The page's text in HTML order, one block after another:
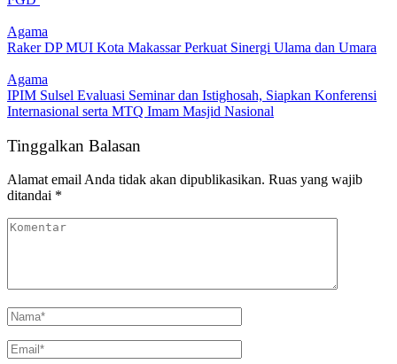
Agama
Raker DP MUI Kota Makassar Perkuat Sinergi Ulama dan Umara
Agama
IPIM Sulsel Evaluasi Seminar dan Istighosah, Siapkan Konferensi
Internasional serta MTQ Imam Masjid Nasional
Tinggalkan Balasan
Alamat email Anda tidak akan dipublikasikan. Ruas yang wajib
ditandai *